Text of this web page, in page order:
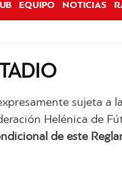
EQUIPO NOTICIAS
sujeta
Helénica de
de este